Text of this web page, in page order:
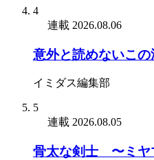
4
連載 2026.08.06
意外と読めないこの
イミダス編集部
5
連載 2026.08.05
骨太な剣士 〜ミヤ